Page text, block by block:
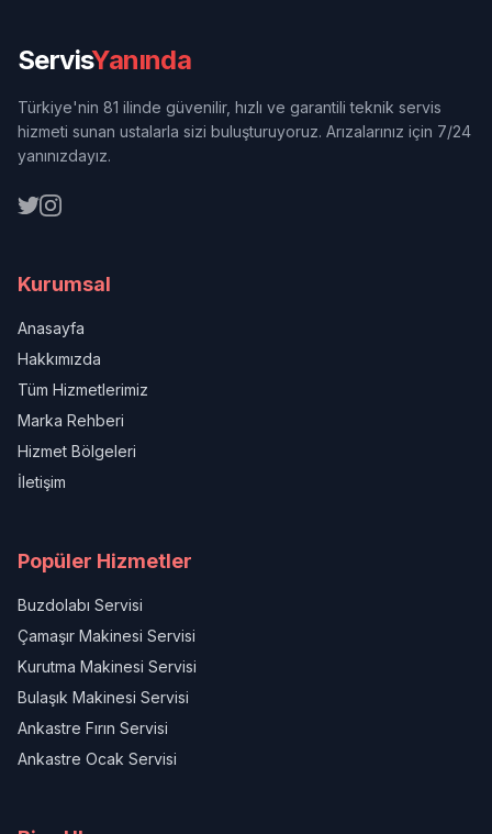
ServisYanında
Türkiye'nin 81 ilinde güvenilir, hızlı ve garantili teknik servis
hizmeti sunan ustalarla sizi buluşturuyoruz. Arızalarınız için 7/24
yanınızdayız.
Kurumsal
Anasayfa
Hakkımızda
Tüm Hizmetlerimiz
Marka Rehberi
Hizmet Bölgeleri
İletişim
Popüler Hizmetler
Buzdolabı Servisi
Çamaşır Makinesi Servisi
Kurutma Makinesi Servisi
Bulaşık Makinesi Servisi
Ankastre Fırın Servisi
Ankastre Ocak Servisi